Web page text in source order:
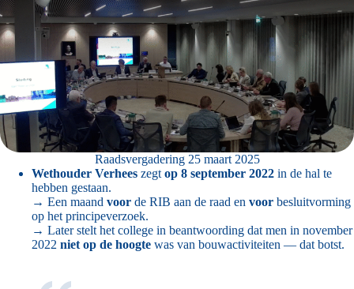
Raadsvergadering 25 maart 2025
Wethouder Verhees zegt op 8 september 2022 in de hal te
hebben gestaan.
→ Een maand voor de RIB aan de raad en voor besluitvorming
op het principeverzoek.
→ Later stelt het college in beantwoording dat men in november
2022 niet op de hoogte was van bouwactiviteiten — dat botst.